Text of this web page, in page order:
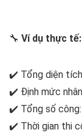
🔧 Ví dụ thực tế:
✔️ Tổng diện
✔️ Định mức
✔️ Tổng số công:
✔️ Thời gian thi